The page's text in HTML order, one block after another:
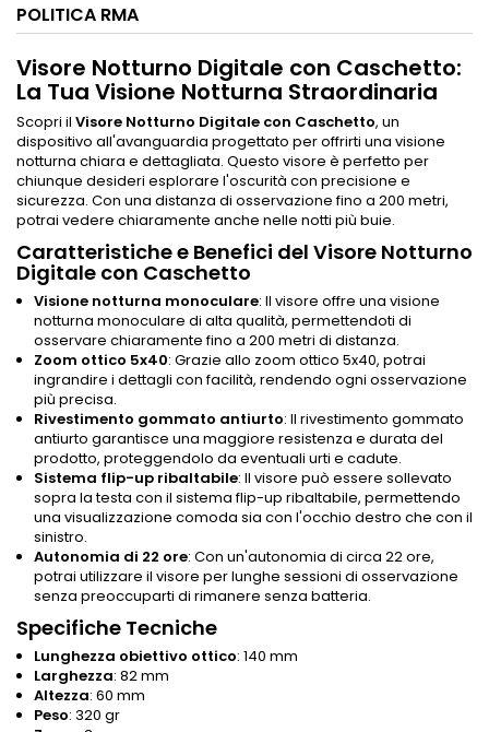
POLITICA RMA
Visore Notturno Digitale con Caschetto:
La Tua Visione Notturna Straordinaria
Scopri il Visore Notturno Digitale con Caschetto, un
dispositivo all'avanguardia progettato per offrirti una visione
notturna chiara e dettagliata. Questo visore è perfetto per
chiunque desideri esplorare l'oscurità con precisione e
sicurezza. Con una distanza di osservazione fino a 200 metri,
potrai vedere chiaramente anche nelle notti più buie.
Caratteristiche e Benefici del Visore Notturno
Digitale con Caschetto
Visione notturna monoculare: Il visore offre una visione
notturna monoculare di alta qualità, permettendoti di
osservare chiaramente fino a 200 metri di distanza.
Zoom ottico 5x40: Grazie allo zoom ottico 5x40, potrai
ingrandire i dettagli con facilità, rendendo ogni osservazione
più precisa.
Rivestimento gommato antiurto: Il rivestimento gommato
antiurto garantisce una maggiore resistenza e durata del
prodotto, proteggendolo da eventuali urti e cadute.
Sistema flip-up ribaltabile: Il visore può essere sollevato
sopra la testa con il sistema flip-up ribaltabile, permettendo
una visualizzazione comoda sia con l'occhio destro che con il
sinistro.
Autonomia di 22 ore: Con un'autonomia di circa 22 ore,
potrai utilizzare il visore per lunghe sessioni di osservazione
senza preoccuparti di rimanere senza batteria.
Specifiche Tecniche
Lunghezza obiettivo ottico: 140 mm
Larghezza: 82 mm
Altezza: 60 mm
Peso: 320 gr